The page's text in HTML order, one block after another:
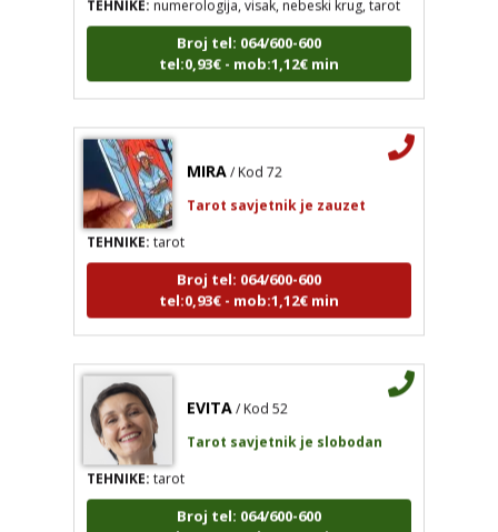
Broj tel: 064/600-600
tel:0,93€ - mob:1,12€ min
Tarot savjetnik je zauzet
TEHNIKE:tarot
Broj tel: 064/600-600
tel:0,93€ - mob:1,12€ min
Tarot savjetnik je slobodan
TEHNIKE:tarot
Broj tel: 064/600-600
tel:0,93€ - mob:1,12€ min